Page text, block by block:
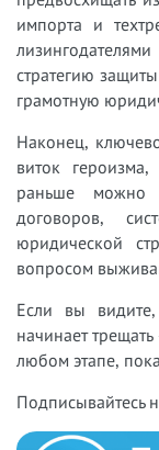
импорта и
стратегию
грамотную
Наконец,
виток
раньше можно
договоров,
юридической
вопросом
Если вы
начинает
любом этапе,
Подписывайтесь